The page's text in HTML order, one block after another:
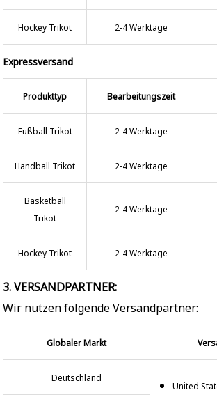
Hockey Trikot 2-4 Werktage
Expressversand
Produkttyp Bearbeitungszeit
Fußball Trikot 2-4 Werktage
Handball Trikot 2-4 Werktage
Basketball
Trikot
2-4 Werktage
Hockey Trikot 2-4 Werktage
3. VERSANDPARTNER:
Wir nutzen folgende Versandpartner:
Globaler Markt
Deutschland
United